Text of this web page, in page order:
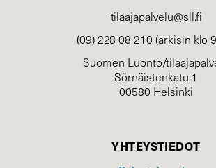
tilaajapalvelu@sll.fi
(09) 228 08 210 (arkisin klo
Suomen Luonto/
Sörnäistenkatu 1
00580 Helsinki
YHTEYSTIEDOT